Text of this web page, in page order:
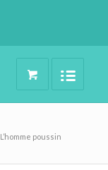
L’homme poussin